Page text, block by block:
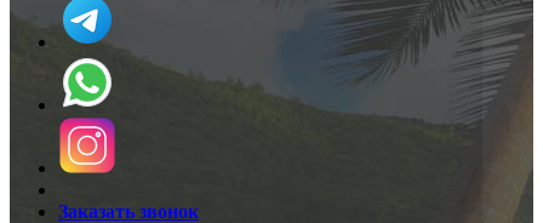
Заказать звонок